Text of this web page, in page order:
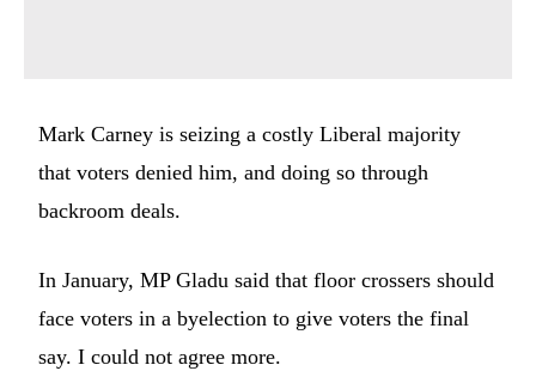
Mark Carney is seizing a costly Liberal majority
that voters denied him, and doing so through
backroom deals.
In January, MP Gladu said that floor crossers should
face voters in a byelection to give voters the final
say. I could not agree more.